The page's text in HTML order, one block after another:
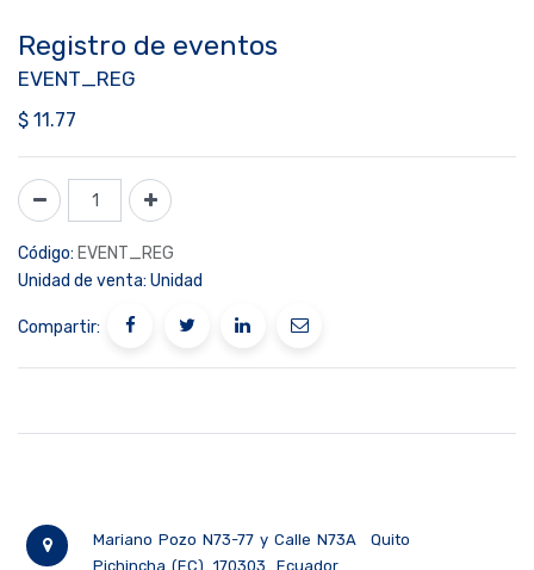
Registro de eventos
EVENT_REG
$ 11.77
Código: EVENT_REG
Unidad de venta: Unidad
Compartir:
Mariano Pozo N73-77 y Calle N73A
Quito
Pichincha (EC)
170303 Ecuador